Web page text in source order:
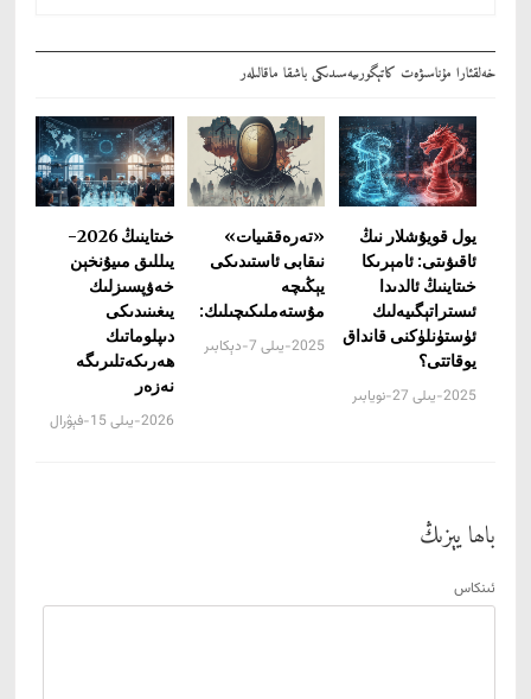
خەلقئارا مۇناسىۋەت كاتېگورىيەسىدىكى باشقا ماقالىلەر
خىتاينىڭ 2026-
يىللىق مىيۇنخېن
خەۋپسىزلىك
يىغىنىدىكى
دىپلوماتىك
ھەرىكەتلىرىگە
نەزەر
2026-يىلى 15-فېۋرال
«تەرەققىيات»
نىقابى ئاستىدىكى
يېڭىچە
مۇستەملىكىچىلىك:
2025-يىلى 7-دېكابىر
يول قويۇشلار نىڭ
ئاقىۋىتى: ئامېرىكا
خىتاينىڭ ئالدىدا
ئىستراتېگىيەلىك
ئۈستۈنلۈكنى قانداق
يوقاتتى؟
2025-يىلى 27-نويابىر
باھا يېزىڭ
ئىنكاس